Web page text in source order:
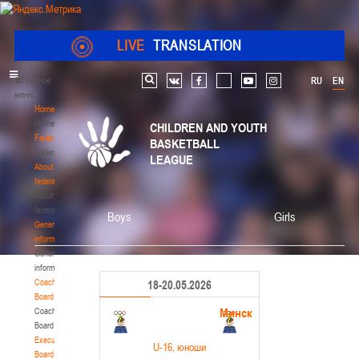
LIVE TRANSLATION
Главное
меню
Home
Home
Federation
Federation
About
federation
About
federation
General
information
General
information
Coaching
Board
Coaching
Board
Executive
Board
RU EN
Search vk facebook youtube instagram
CHILDREN AND YOUTH
BASKETBALL
LEAGUE
Boys Girls
18-20.05.2026
Минск
U-16 , юноши